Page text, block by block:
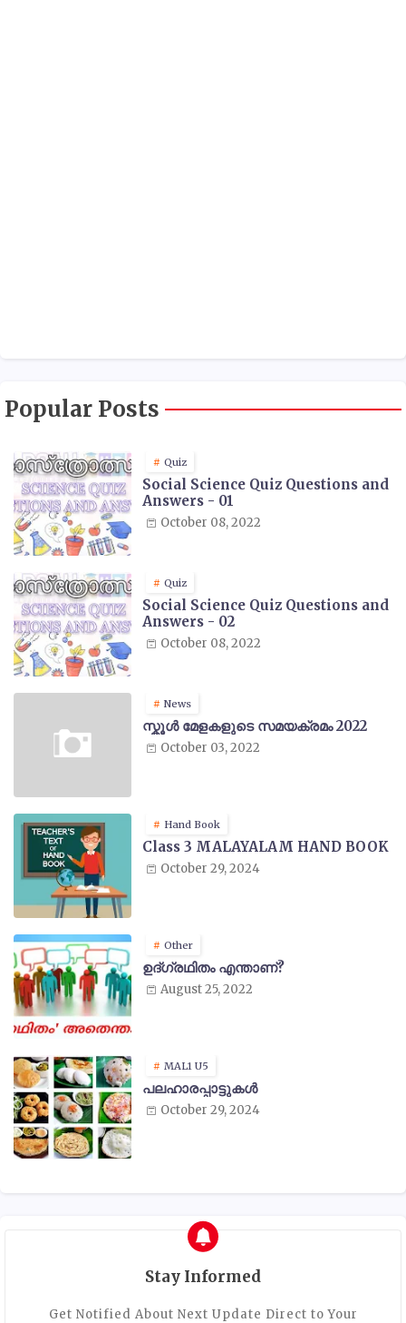
Popular Posts
Quiz
Social Science Quiz Questions and
Answers - 01
October 08, 2022
Quiz
Social Science Quiz Questions and
Answers - 02
October 08, 2022
News
സ്കൂൾ മേളകളുടെ സമയക്രമം 2022
October 03, 2022
Hand Book
Class 3 MALAYALAM HAND BOOK
October 29, 2024
Other
ഉദ്ഗ്രഥിതം എന്താണ്?
August 25, 2022
MAL1 U5
പലഹാരപ്പാട്ടുകൾ
October 29, 2024
Stay Informed
Get Notified About Next Update Direct to Your